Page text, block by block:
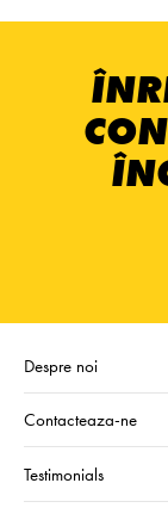
Despre noi
Contacteaza-ne
Testimonials